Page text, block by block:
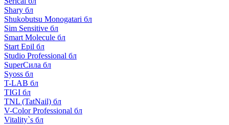
Shary бл
Shukobutsu Monogatari бл
Sim Sensitive бл
Smart Molecule бл
Start Epil бл
Studio Professional бл
SuperСила бл
Syoss бл
T-LAB бл
TIGI бл
TNL (TatNail) бл
V-Color Professional бл
Vitality`s бл